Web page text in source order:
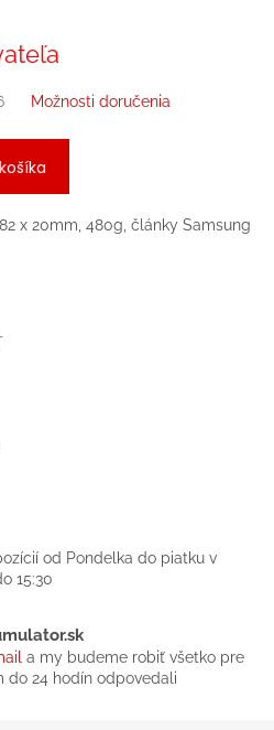
Možnosti doručenia
x 20mm, 480g, články Samsung
od Pondelka do piatku v
15:30
a my budeme robiť všetko pre
do 24 hodín odpovedali